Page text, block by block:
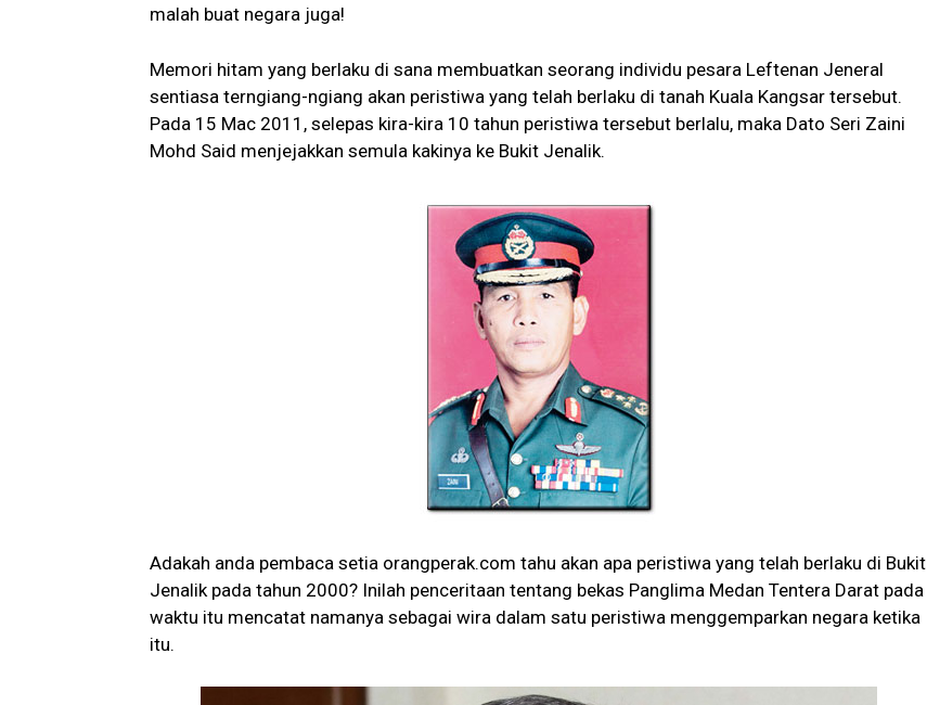
malah buat negara juga!
Memori hitam yang berlaku di sana membuatkan seorang individu pesara Leftenan Jeneral
sentiasa terngiang-ngiang akan peristiwa yang telah berlaku di tanah Kuala Kangsar tersebut.
Pada 15 Mac 2011, selepas kira-kira 10 tahun peristiwa tersebut berlalu, maka Dato Seri Zaini
Mohd Said menjejakkan semula kakinya ke Bukit Jenalik.
Adakah anda pembaca setia orangperak.com tahu akan apa peristiwa yang telah berlaku di Bukit
Jenalik pada tahun 2000? Inilah penceritaan tentang bekas Panglima Medan Tentera Darat pada
waktu itu mencatat namanya sebagai wira dalam satu peristiwa menggemparkan negara ketika
itu.